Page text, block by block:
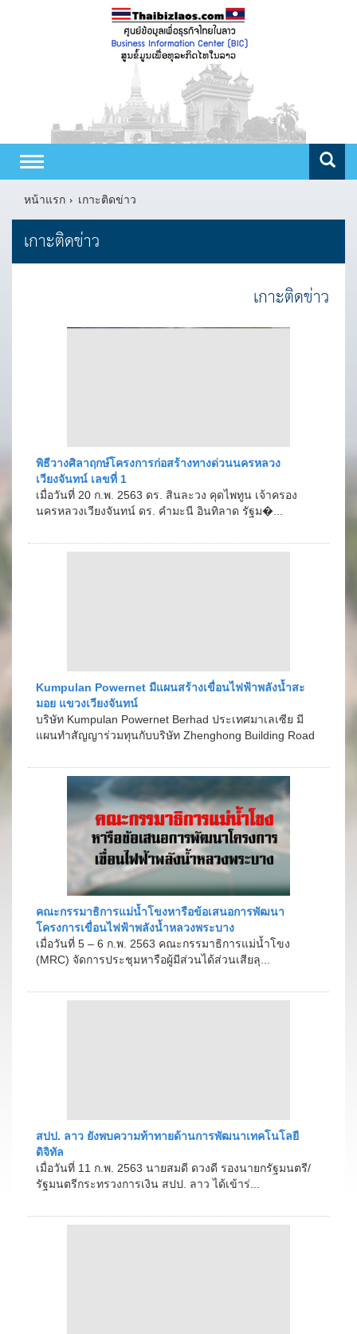
Toggle
navigation
หน้าแรก
เกาะติดข่าว
เกาะติดข่าว
เกาะติดข่าว
พิธีวางศิลาฤกษ์โครงการก่อสร้างทางด่วนนครหลวง
เวียงจันทน์ เลขที่ 1
เมื่อวันที่ 20 ก.พ. 2563 ดร. สินละวง คุดไพทูน เจ้าครอง
นครหลวงเวียงจันทน์ ดร. คำมะนี อินทิลาด รัฐม�...
Kumpulan Powernet มีแผนสร้างเขื่อนไฟฟ้าพลังน้ำสะ
มอย แขวงเวียงจันทน์
บริษัท Kumpulan Powernet Berhad ประเทศมาเลเซีย มี
แผนทำสัญญาร่วมทุนกับบริษัท Zhenghong Building Road
คณะกรรมาธิการแม่น้ำโขงหารือข้อเสนอการพัฒนา
โครงการเขื่อนไฟฟ้าพลังน้ำหลวงพระบาง
เมื่อวันที่ 5 – 6 ก.พ. 2563 คณะกรรมาธิการแม่น้ำโขง
(MRC) จัดการประชุมหารือผู้มีส่วนได้ส่วนเสียลุ...
สปป. ลาว ยังพบความท้าทายด้านการพัฒนาเทคโนโลยี
ดิจิทัล
เมื่อวันที่ 11 ก.พ. 2563 นายสมดี ดวงดี รองนายกรัฐมนตรี/
รัฐมนตรีกระทรวงการเงิน สปป. ลาว ได้เข้าร่...